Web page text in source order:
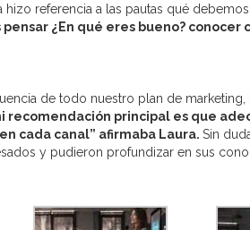
hizo referencia a las pautas qué
¿En qué eres bueno? conocer
de todo nuestro plan de
recomendación principal es que
cada canal” afirmaba Laura. Sin
y pudieron profundizar en sus